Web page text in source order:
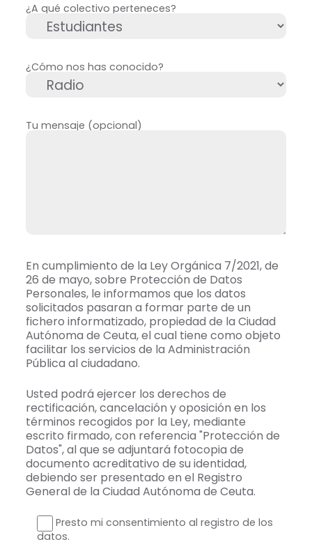
¿A qué colectivo perteneces?
¿Cómo nos has conocido?
Tu mensaje (opcional)
En cumplimiento de la Ley Orgánica 7/2021, de
26 de mayo, sobre Protección de Datos
Personales, le informamos que los datos
solicitados pasaran a formar parte de un
fichero informatizado, propiedad de la Ciudad
Autónoma de Ceuta, el cual tiene como objeto
facilitar los servicios de la Administración
Pública al ciudadano.
Usted podrá ejercer los derechos de
rectificación, cancelación y oposición en los
términos recogidos por la Ley, mediante
escrito firmado, con referencia "Protección de
Datos", al que se adjuntará fotocopia de
documento acreditativo de su identidad,
debiendo ser presentado en el Registro
General de la Ciudad Autónoma de Ceuta.
Presto mi consentimiento al registro de los
datos.